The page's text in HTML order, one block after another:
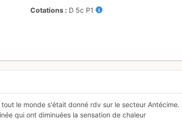
Cotations D 5c P1
le monde s'était donné rdv sur le secteur Antécime.
qui ont diminuées la sensation de chaleur